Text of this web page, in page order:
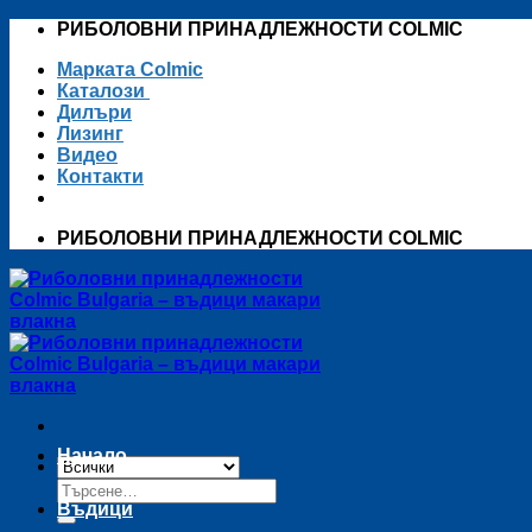
Skip
content
РИБОЛОВНИ ПРИНАДЛЕЖНОСТИ COLMIC
Марката Colmic
Каталози
Дилъри
Лизинг
Видео
Контакти
РИБОЛОВНИ ПРИНАДЛЕЖНОСТИ COLMIC
Търсене
за:
Начало
Въдици